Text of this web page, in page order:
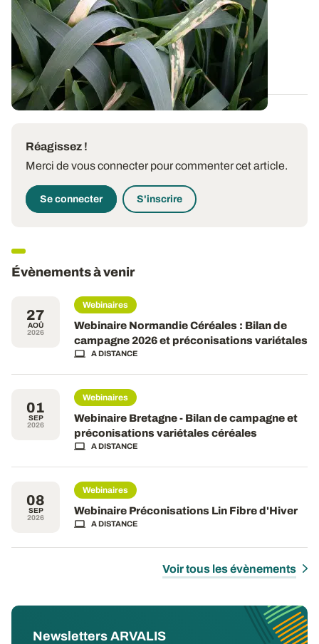
impressionnantes mais peu impactantes
Les troisièmes apports d’azote réalisés la semaine
dernière en Lorraine à base de solution...
07 MAI 2026
Réagissez !
Merci de vous connecter pour commenter cet article.
Se connecter S'inscrire
Évènements à venir
27
AOÛ
2026
Webinaires
Webinaire Normandie Céréales : Bilan de
campagne 2026 et préconisations variétales
A DISTANCE
01
SEP
2026
Webinaires
Webinaire Bretagne - Bilan de campagne et
préconisations variétales céréales
A DISTANCE
08
SEP
2026
Webinaires
Webinaire Préconisations Lin Fibre d'Hiver
A DISTANCE
Voir tous les évènements
Newsletters ARVALIS